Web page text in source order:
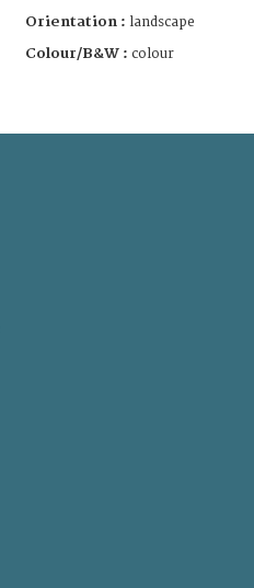
Orientation : landscape
Colour/B&W : colour